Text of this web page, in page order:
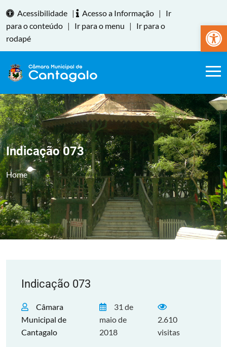
Abrir
Acessibilidade | Acesso a Informação |
Ir
para o conteúdo | Ir para o menu |
Ir para o
rodapé
Indicação 073
Home
Indicação 073
Câmara
Municipal de
Cantagalo
31 de
maio de
2018
2.610
visitas